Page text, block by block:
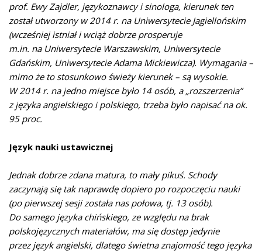
prof. Ewy Zajdler, językoznawcy i sinologa, kierunek ten
został utworzony w 2014 r. na Uniwersytecie Jagiellońskim
(wcześniej istniał i wciąż dobrze prosperuje
m.in. na Uniwersytecie Warszawskim, Uniwersytecie
Gdańskim, Uniwersytecie Adama Mickiewicza). Wymagania –
mimo że to stosunkowo świeży kierunek – są wysokie.
W 2014 r. na jedno miejsce było 14 osób, a „rozszerzenia”
z języka angielskiego i polskiego, trzeba było napisać na ok.
95 proc.
Język nauki ustawicznej
Jednak dobrze zdana matura, to mały pikuś. Schody
zaczynają się tak naprawdę dopiero po rozpoczęciu nauki
(po pierwszej sesji została nas połowa, tj. 13 osób).
Do samego języka chińskiego, ze względu na brak
polskojęzycznych materiałów, ma się dostęp jedynie
przez język angielski, dlatego świetna znajomość tego języka